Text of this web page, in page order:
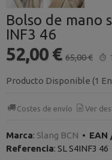
Bolso de mano
INF3 46
52,00 € 65,00 €
Producto Disponible (1
Costes de envío Ver
Marca: Slang BCN • EAN
Referencia: SL S4INF3 46